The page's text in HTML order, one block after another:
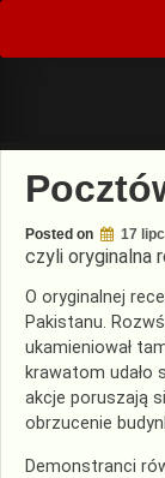
Skip
content
Posted on 17
czyli oryginalna
O oryginalnej
Pakistanu.
ukamieniował
krawatom
akcje poruszają
obrzucenie
Demonstranci